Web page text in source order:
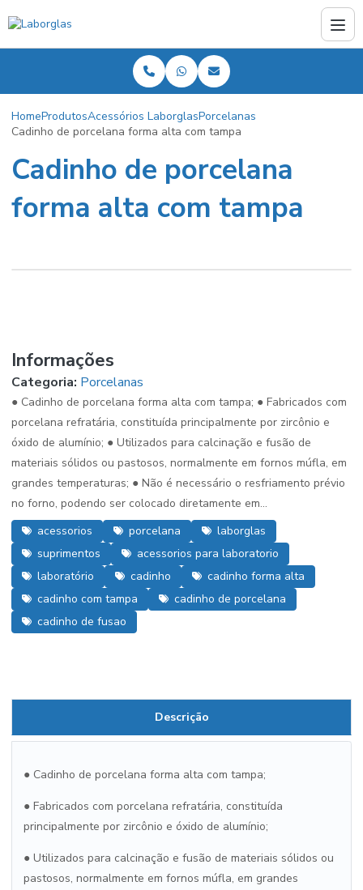
HomeProdutosAcessórios LaborglasPorcelanas
Cadinho de porcelana forma alta com tampa
Cadinho de porcelana
forma alta com tampa
Informações
Categoria: Porcelanas
● Cadinho de porcelana forma alta com tampa; ● Fabricados com
porcelana refratária, constituída principalmente por zircônio e
óxido de alumínio; ● Utilizados para calcinação e fusão de
materiais sólidos ou pastosos, normalmente em fornos múfla, em
grandes temperaturas; ● Não é necessário o resfriamento prévio
no forno, podendo ser colocado diretamente em...
acessorios
porcelana
laborglas
suprimentos
acessorios para laboratorio
laboratório
cadinho
cadinho forma alta
cadinho com tampa
cadinho de porcelana
cadinho de fusao
Descrição
● Cadinho de porcelana forma alta com tampa;
● Fabricados com porcelana refratária, constituída
principalmente por zircônio e óxido de alumínio;
● Utilizados para calcinação e fusão de materiais sólidos ou
pastosos, normalmente em fornos múfla, em grandes